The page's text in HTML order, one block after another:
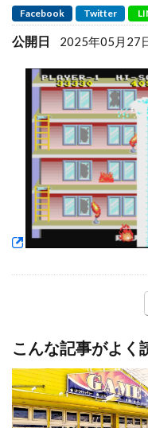
Facebook Twitter
公開日 2025年05月27
こんな記事がよく